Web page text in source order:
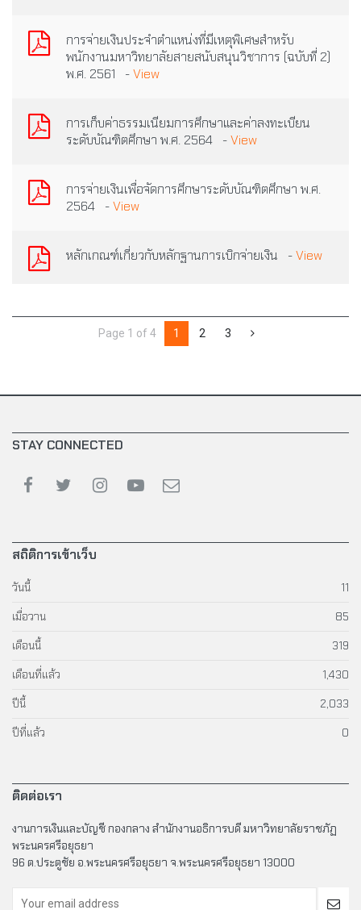
การจ่ายเงินประจำตำแหน่งที่มีเหตุพิเศษสำหรับ
พนักงานมหาวิทยาลัยสายสนับสนุนวิชาการ (ฉบับที่ 2)
พ.ศ. 2561 -View
การเก็บค่าธรรมเนียมการศึกษาและค่าลงทะเบียน
ระดับบัณฑิตศึกษา พ.ศ. 2564 -View
การจ่ายเงินเพื่อจัดการศึกษาระดับบัณฑิตศึกษา พ.ศ.
2564 -View
หลักเกณฑ์เกี่ยวกับหลักฐานการเบิกจ่ายเงิน -View
Page 1 of 4 1 2 3
STAY CONNECTED
สถิติการเข้าเว็บ
วันนี้
11
เมื่อวาน
85
เดือนนี้
319
เดือนที่แล้ว
1,430
ปีนี้
2,033
ปีที่แล้ว
0
ติดต่อเรา
งานการเงินและบัญชี กองกลาง สำนักงานอธิการบดี มหาวิทยาลัยราชภัฏ
พระนครศรีอยุธยา
96 ต.ประตูชัย อ.พระนครศรีอยุธยา จ.พระนครศรีอยุธยา 13000